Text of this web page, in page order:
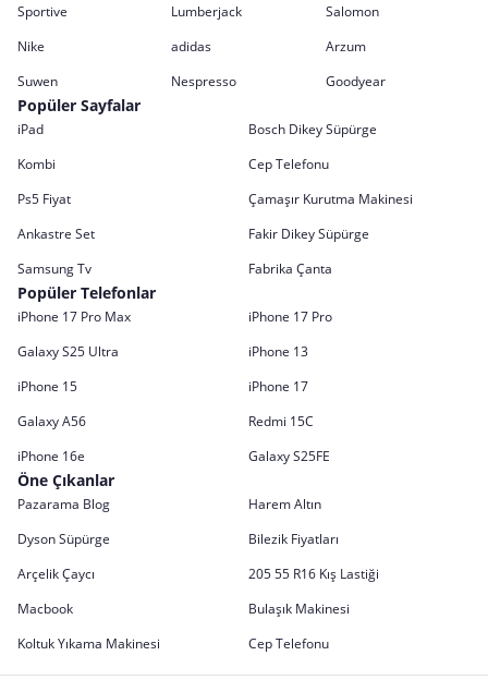
Sportive Lumberjack
Salomon
Nike
adidas
Arzum
Suwen
Nespresso Goodyear
Popüler Sayfalar
iPad
Bosch Dikey Süpürge
Kombi
Cep Telefonu
Ps5 Fiyat
Çamaşır Kurutma Makinesi
Ankastre Set
Fakir Dikey Süpürge
Samsung Tv
Fabrika Çanta
Popüler Telefonlar
iPhone 17 Pro Max
iPhone 17 Pro
Galaxy S25 Ultra
iPhone 13
iPhone 15
iPhone 17
Galaxy A56
Redmi 15C
iPhone 16e
Galaxy S25FE
Öne Çıkanlar
Pazarama Blog
Harem Altın
Dyson Süpürge
Bilezik Fiyatları
Arçelik Çaycı
205 55 R16 Kış Lastiği
Macbook
Bulaşık Makinesi
Koltuk Yıkama Makinesi
Cep Telefonu